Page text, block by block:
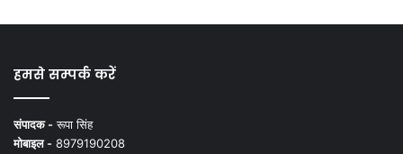
हमसे सम्पर्क करें
संपादक -रूपा सिंह
मोबाइल - 8979190208